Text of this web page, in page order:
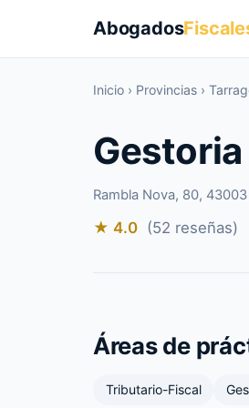
Abogados
Inicio › Provincias ›
Rambla Nova, 80, 43003
★ 4.0 (52 reseñas)
Áreas de
Tributario-Fiscal